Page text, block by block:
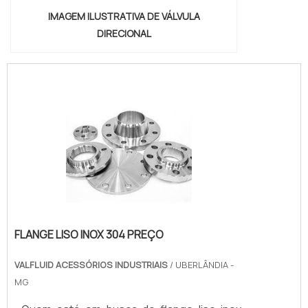
IMAGEM ILUSTRATIVA DE VÁLVULA
DIRECIONAL
FLANGE LISO INOX 304 PREÇO
VALFLUID ACESSÓRIOS INDUSTRIAIS / UBERLÂNDIA -
MG